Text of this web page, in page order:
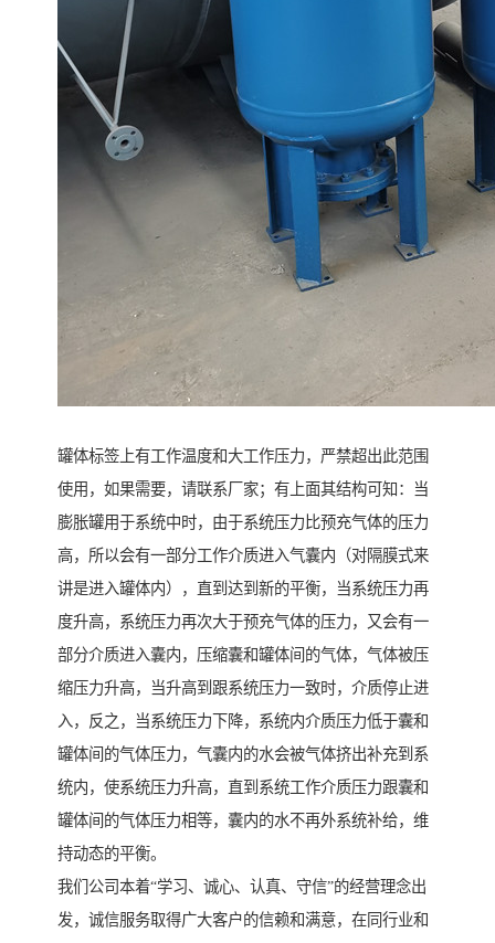
罐体标签上有工作温度和大工作压力，严禁超出此范围
使用，如果需要，请联系厂家；有上面其结构可知：当
膨胀罐用于系统中时，由于系统压力比预充气体的压力
高，所以会有一部分工作介质进入气囊内（对隔膜式来
讲是进入罐体内），直到达到新的平衡，当系统压力再
度升高，系统压力再次大于预充气体的压力，又会有一
部分介质进入囊内，压缩囊和罐体间的气体，气体被压
缩压力升高，当升高到跟系统压力一致时，介质停止进
入，反之，当系统压力下降，系统内介质压力低于囊和
罐体间的气体压力，气囊内的水会被气体挤出补充到系
统内，使系统压力升高，直到系统工作介质压力跟囊和
罐体间的气体压力相等，囊内的水不再外系统补给，维
持动态的平衡。
我们公司本着“学习、诚心、认真、守信”的经营理念出
发，诚信服务取得广大客户的信赖和满意，在同行业和